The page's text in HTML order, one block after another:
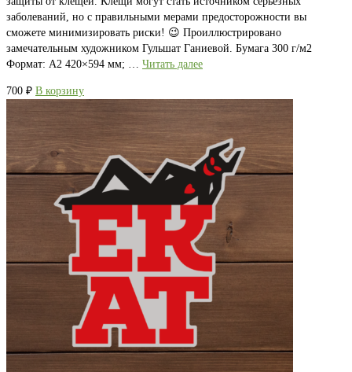
заболеваний, но с правильными мерами предосторожности вы
сможете минимизировать риски! 😉 Проиллюстрировано
замечательным художником Гульшат Ганиевой. Бумага 300 г/м2
Формат: А2 420×594 мм; … Читать далее
700 ₽ В корзину